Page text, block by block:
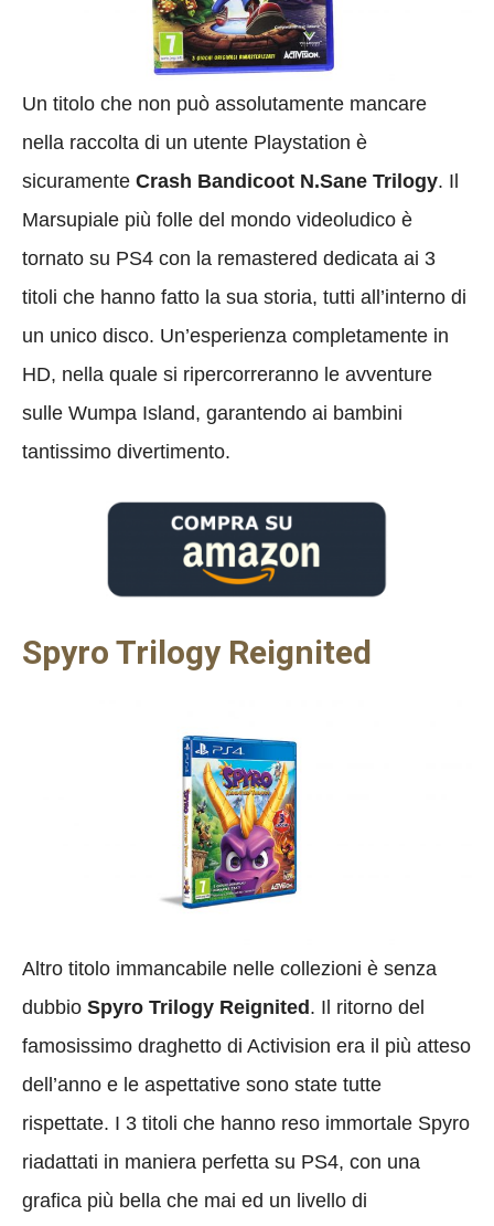
Un titolo che non può assolutamente mancare
nella raccolta di un utente Playstation è
sicuramente Crash Bandicoot N.Sane Trilogy. Il
Marsupiale più folle del mondo videoludico è
tornato su PS4 con la remastered dedicata ai 3
titoli che hanno fatto la sua storia, tutti all’interno di
un unico disco. Un’esperienza completamente in
HD, nella quale si ripercorreranno le avventure
sulle Wumpa Island, garantendo ai bambini
tantissimo divertimento.
Spyro Trilogy Reignited
Altro titolo immancabile nelle collezioni è senza
dubbio Spyro Trilogy Reignited. Il ritorno del
famosissimo draghetto di Activision era il più atteso
dell’anno e le aspettative sono state tutte
rispettate. I 3 titoli che hanno reso immortale Spyro
riadattati in maniera perfetta su PS4, con una
grafica più bella che mai ed un livello di